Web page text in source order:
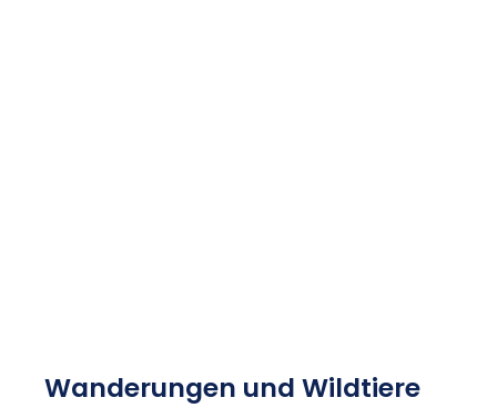
Wanderungen und Wildtiere